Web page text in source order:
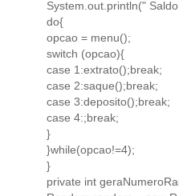
System.out.println("
do{
opcao = menu();
switch (opcao){
case 1:extrato();break;
case 2:saque();break;
case 3:deposito();break;
case 4:;break;
}
}while(opcao!=4);
}
private int